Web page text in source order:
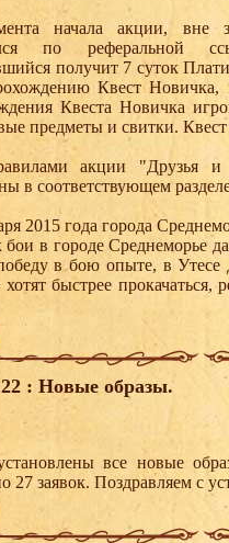
начала акции, вне
по
получит 7 суток
Квест
Квеста Новичка
предметы и свитки.
акции "Друзья и
в соответствующем
2015 года города
бои в городе Среднеморье
в бою опыте, в
быстрее прокачаться,
: Новые образы.
все новые
27 заявок. Поздравляем с